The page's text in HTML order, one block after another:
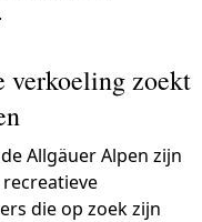
verkoeling zoekt
Allgäuer Alpen zijn
die op zoek zijn